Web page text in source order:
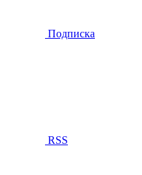
Подписка
RSS